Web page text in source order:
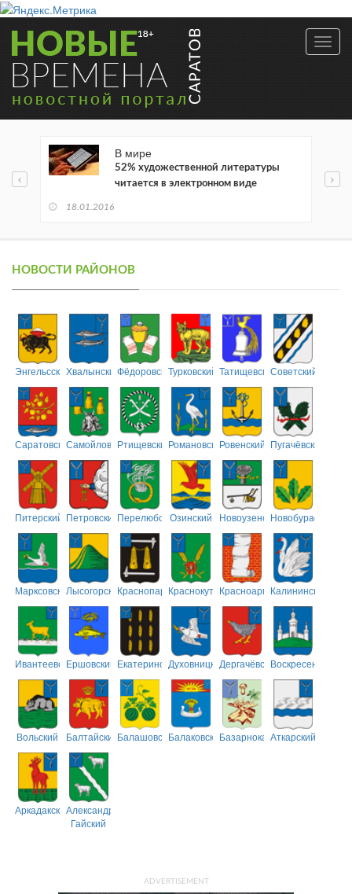
В мире
52% художественной литературы
читается в электронном виде
18.01.2016
НОВОСТИ РАЙОНОВ
ЭнгельсскийХвалынскийФёдоровскийТурковский ТатищевскийСоветский
СаратовскийСамойловскийРтищевскийРомановскийРовенский Пугачёвский
Питерский ПетровскийПерелюбскийОзинский НовоузенскийНовобурасский
МарксовскийЛысогорскийКраснопартизанский
КраснокутскийКрасноармейский
Калининский
ИвантеевскийЕршовский ЕкатериновскийДуховницкийДергачёвскийВоскресенский
Вольский БалтайскийБалашовскийБалаковскийБазарнокарабулакский
Аткарский
АркадакскийАлександрово-
Гайский
ADVERTISEMENT